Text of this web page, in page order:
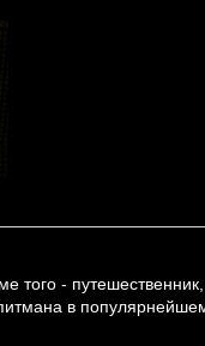
того - путешественник,
в